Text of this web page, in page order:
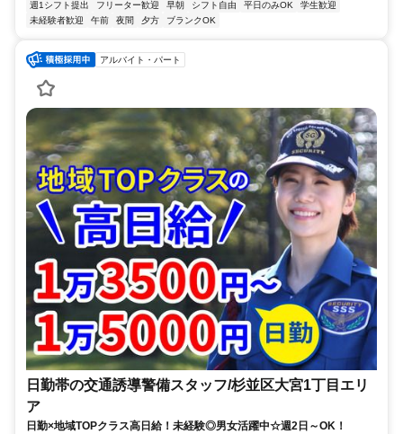
週1シフト提出
フリーター歓迎 早朝 シフト自由 平日のみOK
学生歓迎
未経験者歓迎
午前 夜間 夕方 ブランクOK
アルバイト・パート
日勤帯の交通誘導警備スタッフ/杉並区大宮1丁目エリ
ア
日勤×地域TOPクラス高日給！未経験◎男女活躍中☆週2日～OK！